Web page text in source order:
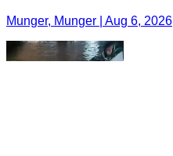
Munger, Munger | Aug 6, 2026